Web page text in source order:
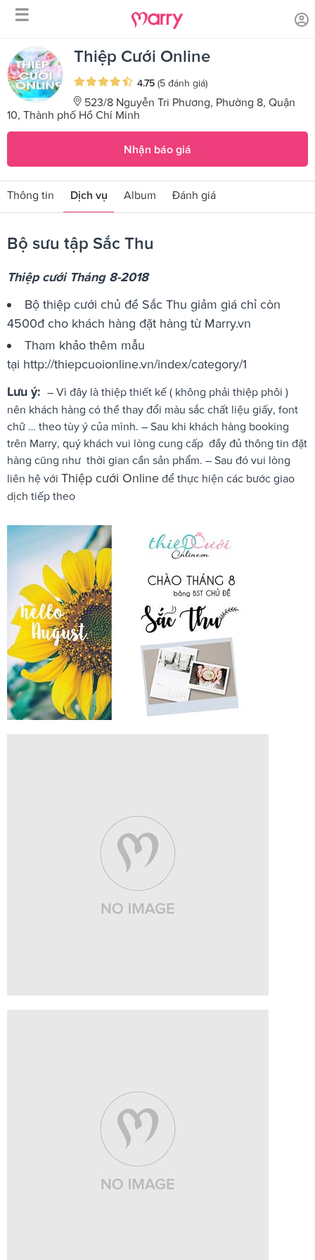
☰
Trang chủ Sản phẩm dịch vụ / Bộ sưu tập Sắc Thu
Thiệp Cưới Online
4.75 (5 đánh giá)
523/8 Nguyễn Tri Phương, Phường 8, Quận
10, Thành phố Hồ Chí Minh
Nhận báo giá
Thông tin Dịch vụ Album Đánh giá
Bộ sưu tập Sắc Thu
Thiệp cưới Tháng 8-2018
Bộ thiệp cưới chủ đề Sắc Thu giảm giá chỉ còn
4500đ cho khách hàng đặt hàng từ Marry.vn
Tham khảo thêm mẫu
tại http://thiepcuoionline.vn/index/category/1
Lưu ý: – Vì đây là thiệp thiết kế ( không phải thiệp phôi )
nên khách hàng có thề thay đổi màu sắc chất liệu giấy, font
chữ … theo tùy ý của mình. – Sau khi khách hàng booking
trên Marry, quý khách vui lòng cung cấp đầy đủ thông tin đặt
hàng cũng như thời gian cần sản phẩm. – Sau đó vui lòng
liên hệ với Thiệp cưới Online để thực hiện các bước giao
dịch tiếp theo